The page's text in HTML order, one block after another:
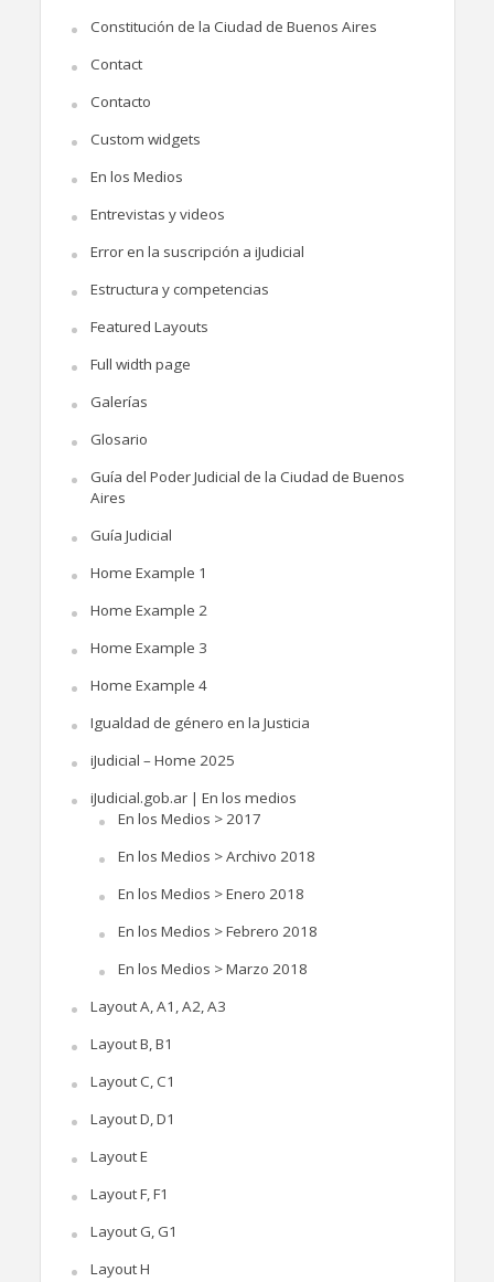
Constitución de la Ciudad de Buenos Aires
Contact
Contacto
Custom widgets
En los Medios
Entrevistas y videos
Error en la suscripción a iJudicial
Estructura y competencias
Featured Layouts
Full width page
Galerías
Glosario
Guía del Poder Judicial de la Ciudad de Buenos
Aires
Guía Judicial
Home Example 1
Home Example 2
Home Example 3
Home Example 4
Igualdad de género en la Justicia
iJudicial – Home 2025
iJudicial.gob.ar | En los medios
En los Medios > 2017
En los Medios > Archivo 2018
En los Medios > Enero 2018
En los Medios > Febrero 2018
En los Medios > Marzo 2018
Layout A, A1, A2, A3
Layout B, B1
Layout C, C1
Layout D, D1
Layout E
Layout F, F1
Layout G, G1
Layout H